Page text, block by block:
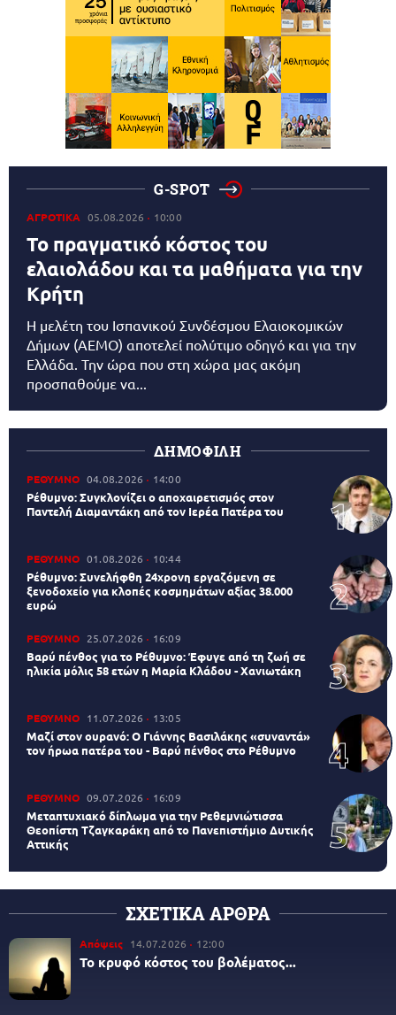
G-SPOT
ΑΓΡΟΤΙΚΑ 05.08.2026 10:00
Το πραγματικό κόστος του
ελαιολάδου και τα μαθήματα για την
Κρήτη
Η μελέτη του Ισπανικού Συνδέσμου Ελαιοκομικών
Δήμων (AEMO) αποτελεί πολύτιμο οδηγό και για την
Ελλάδα. Την ώρα που στη χώρα μας ακόμη
προσπαθούμε να...
ΔΗΜΟΦΙΛΗ
ΡΕΘΥΜΝΟ 04.08.2026 14:00
Ρέθυμνο: Συγκλονίζει ο αποχαιρετισμός στον
Παντελή Διαμαντάκη από τον Ιερέα Πατέρα του
ΡΕΘΥΜΝΟ 01.08.2026 10:44
Ρέθυμνο: Συνελήφθη 24χρονη εργαζόμενη σε
ξενοδοχείο για κλοπές κοσμημάτων αξίας 38.000
ευρώ
ΡΕΘΥΜΝΟ 25.07.2026 16:09
Βαρύ πένθος για το Ρέθυμνο: Έφυγε από τη ζωή σε
ηλικία μόλις 58 ετών η Μαρία Κλάδου - Χανιωτάκη
ΡΕΘΥΜΝΟ 11.07.2026 13:05
Μαζί στον ουρανό: Ο Γιάννης Βασιλάκης «συναντά»
τον ήρωα πατέρα του - Βαρύ πένθος στο Ρέθυμνο
ΡΕΘΥΜΝΟ 09.07.2026 16:09
Μεταπτυχιακό δίπλωμα για την Ρεθεμνιώτισσα
Θεοπίστη Τζαγκαράκη από το Πανεπιστήμιο Δυτικής
Αττικής
ΣΧΕΤΙΚΑ ΑΡΘΡΑ
Απόψεις 14.07.2026 12:00
Το κρυφό κόστος του βολέματος...